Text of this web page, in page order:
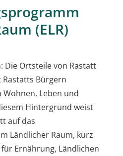
(ELR)
Die Ortsteile von Rastatt
Bürgern
Leben und
Hintergrund weist
auf das
Ländlicher Raum, kurz
Ernährung, Ländlichen